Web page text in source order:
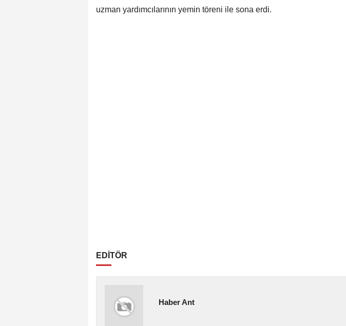
uzman yardımcılarının yemin töreni ile sona erdi.
EDİTÖR
Haber Ant